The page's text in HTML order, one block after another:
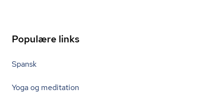
Populære links
Spansk
Yoga og meditation